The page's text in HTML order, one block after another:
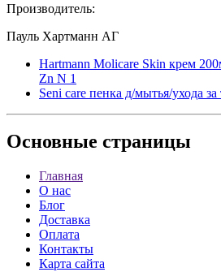
Производитель:
Пауль Хартманн АГ
Hartmann Molicare Skin крем
Zn N 1
Seni care пенка д/мытья/ухода
Основные страницы
Главная
О нас
Блог
Доставка
Оплата
Контакты
Карта сайта